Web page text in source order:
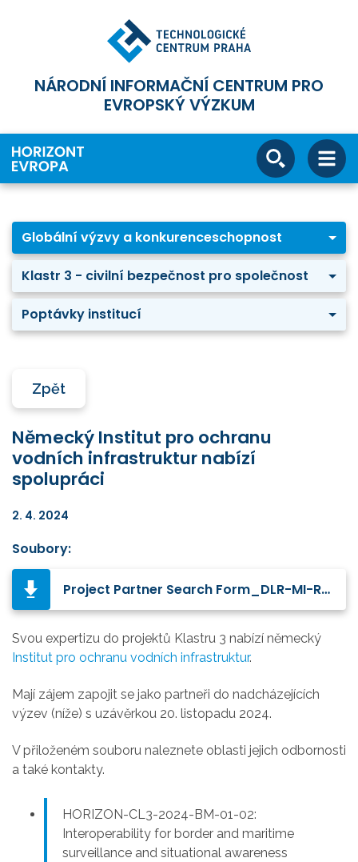
NÁRODNÍ INFORMAČNÍ CENTRUM PRO
EVROPSKÝ VÝZKUM
Globální výzvy a konkurenceschopnost
Klastr 3 - civilní bezpečnost pro společnost
Poptávky institucí
Zpět
Německý Institut pro ochranu
vodních infrastruktur nabízí
spolupráci
2. 4. 2024
Soubory:
Project Partner Search Form_DLR-MI-RES.pdf
Svou expertizu do projektů Klastru 3 nabízí německý
Institut pro ochranu vodních infrastruktur.
Mají zájem zapojit se jako partneři do nadcházejících
výzev (níže) s uzávěrkou 20. listopadu 2024.
V přiloženém souboru naleznete oblasti jejich odbornosti
a také kontakty.
HORIZON-CL3-2024-BM-01-02:
Interoperability for border and maritime
surveillance and situational awareness